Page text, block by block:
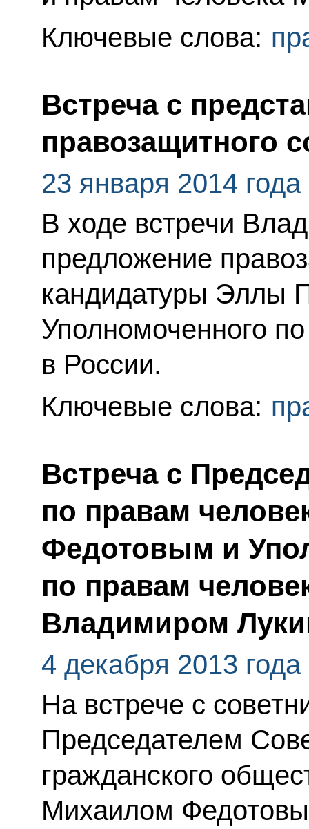
Ключевые слова:
Встреча с
правозащитного
23 января 2014 года
В ходе встречи
предложение
кандидатуры Эллы
Уполномоченного
в России.
Ключевые слова:
Встреча с
по правам
Федотовым и
по правам
Владимиром
4 декабря 2013 года
На встрече с
Председателем
гражданского
Михаилом